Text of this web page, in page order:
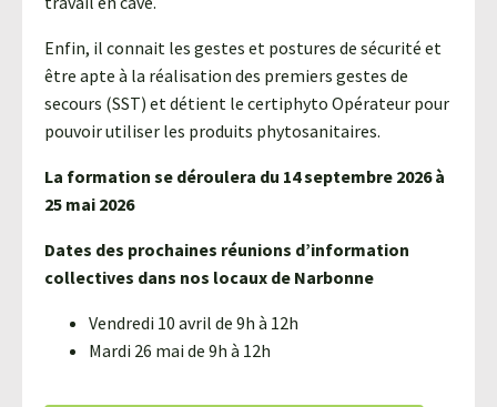
Enfin, il connait les gestes et postures de sécurité et
être apte à la réalisation des premiers gestes de
secours (SST) et détient le certiphyto Opérateur pour
pouvoir utiliser les produits phytosanitaires.
La formation se déroulera du 14 septembre 2026 à
25 mai 2026
Dates des prochaines réunions d’information
collectives dans nos locaux de Narbonne
Vendredi 10 avril de 9h à 12h
Mardi 26 mai de 9h à 12h